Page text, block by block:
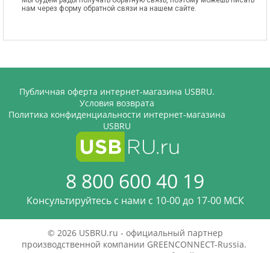
нам через форму обратной связи на нашем сайте.
Публичная оферта интернет-магазина USBRU.
Условия возврата
Политика конфиденциальности интернет-магазина
USBRU
8 800 600 40 19
Консультируйтесь с нами c 10-00 до 17-00 МСК
© 2026 USBRU.ru - официальный партнер
производственной компании GREENCONNECT-Russia.